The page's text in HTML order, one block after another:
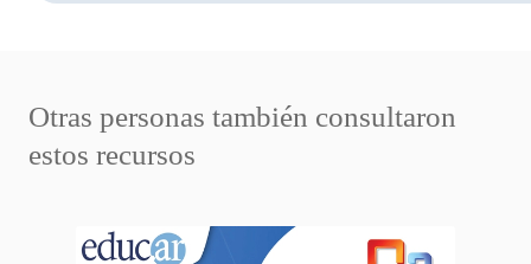
Otras personas también consultaron
estos recursos